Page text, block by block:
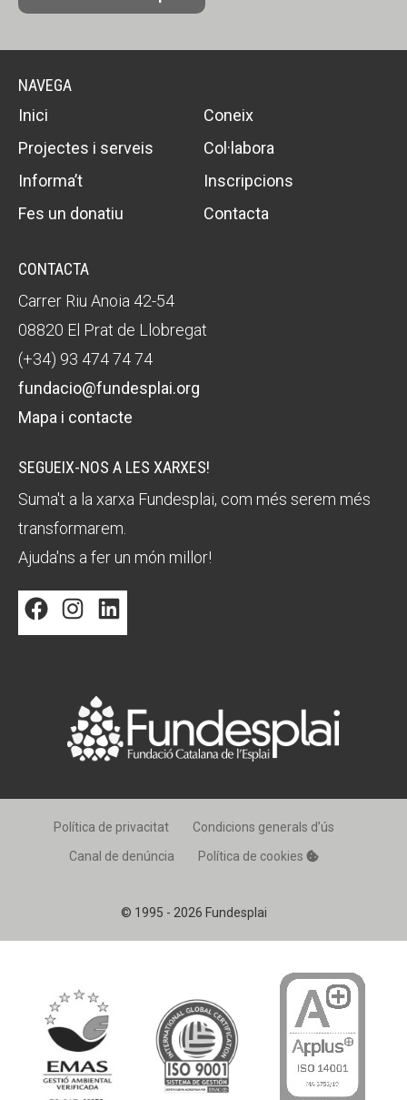
NAVEGA
Inici
Coneix
Projectes i serveis
Col·labora
Informa’t
Inscripcions
Fes un donatiu
Contacta
CONTACTA
Carrer Riu Anoia 42-54
08820 El Prat de Llobregat
(+34) 93 474 74 74
fundacio@fundesplai.org
Mapa i contacte
SEGUEIX-NOS A LES XARXES!
Suma't a la xarxa Fundesplai, com més serem més
transformarem.
Ajuda'ns a fer un món millor!
FacebookInstagram
© 1995 - 2026 Fundesplai
Política de privacitat
Condicions generals d’ús
Canal de denúncia
Política de cookies